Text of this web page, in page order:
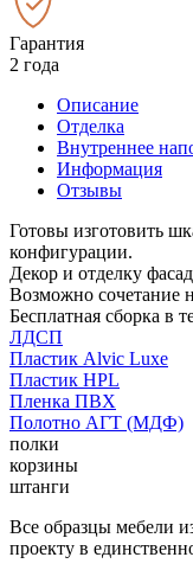
Гарантия
2 года
Описание
Отделка
Внутреннее
Информация
Отзывы
Готовы изготовить
конфигурации.
Декор и отделку
Возможно сочетание
Бесплатная сборка в
ЛДСП
Пластик Alvic Luxe
Пластик HPL
Пленка ПВХ
Полотно АГТ (МДФ)
полки
корзины
штанги
Все образцы мебели
проекту в